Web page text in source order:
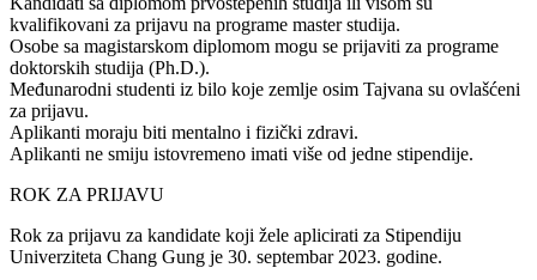
kvalifikovani za prijavu na programe master studija.
Osobe sa magistarskom diplomom mogu se prijaviti za programe
doktorskih studija (Ph.D.).
Međunarodni studenti iz bilo koje zemlje osim Tajvana su ovlašćeni
za prijavu.
Aplikanti moraju biti mentalno i fizički zdravi.
Aplikanti ne smiju istovremeno imati više od jedne stipendije.
ROK ZA PRIJAVU
Rok za prijavu za kandidate koji žele aplicirati za Stipendiju
Univerziteta Chang Gung je 30. septembar 2023. godine.